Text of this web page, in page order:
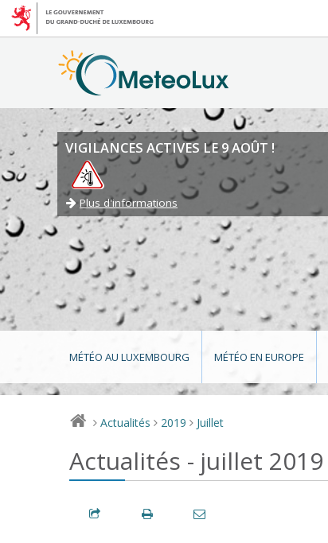
VIGILANCES ACTIVES LE 9 AOÛT !
Plus d'informations
MÉTÉO AU LUXEMBOURG MÉTÉO EN EUROPE
> Actualités > 2019 > Juillet
Actualités - juillet 2019